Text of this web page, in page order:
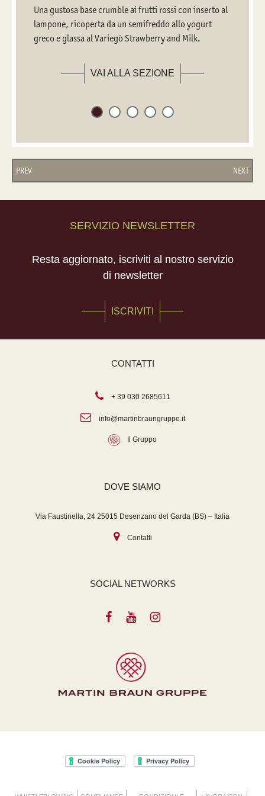
Una gustosa base crumble ai frutti rossi con inserto al
lampone, ricoperta da un semifreddo allo yogurt
greco e glassa al Variegò Strawberry and Milk.
VAI ALLA SEZIONE
PREV NEXT
SERVIZIO NEWSLETTER
Resta aggiornato, iscriviti al nostro servizio
di newsletter
ISCRIVITI
CONTATTI
+ 39 030 2685611
info@martinbraungruppe.it
Il Gruppo
DOVE SIAMO
Via Faustinella, 24 25015 Desenzano del Garda (BS) – Italia
Contatti
SOCIAL NETWORKS